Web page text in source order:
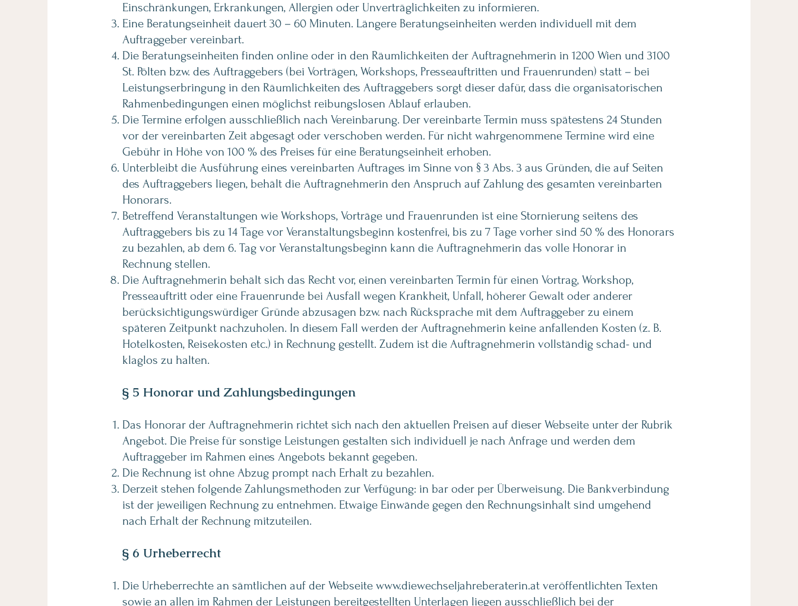
Einschränkungen, Erkrankungen, Allergien oder Unverträglichkeiten zu informieren.
Eine Beratungseinheit dauert 30 – 60 Minuten. Längere Beratungseinheiten werden individuell mit dem
Auftraggeber vereinbart.
Die Beratungseinheiten finden online oder in den Räumlichkeiten der Auftragnehmerin in 1200 Wien und 3100
St. Pölten bzw. des Auftraggebers (bei Vorträgen, Workshops, Presseauftritten und Frauenrunden) statt – bei
Leistungserbringung in den Räumlichkeiten des Auftraggebers sorgt dieser dafür, dass die organisatorischen
Rahmenbedingungen einen möglichst reibungslosen Ablauf erlauben.
Die Termine erfolgen ausschließlich nach Vereinbarung. Der vereinbarte Termin muss spätestens 24 Stunden
vor der vereinbarten Zeit abgesagt oder verschoben werden. Für nicht wahrgenommene Termine wird eine
Gebühr in Höhe von 100 % des Preises für eine Beratungseinheit erhoben.
Unterbleibt die Ausführung eines vereinbarten Auftrages im Sinne von § 3 Abs. 3 aus Gründen, die auf Seiten
des Auftraggebers liegen, behält die Auftragnehmerin den Anspruch auf Zahlung des gesamten vereinbarten
Honorars.
Betreffend Veranstaltungen wie Workshops, Vorträge und Frauenrunden ist eine Stornierung seitens des
Auftraggebers bis zu 14 Tage vor Veranstaltungsbeginn kostenfrei, bis zu 7 Tage vorher sind 50 % des Honorars
zu bezahlen, ab dem 6. Tag vor Veranstaltungsbeginn kann die Auftragnehmerin das volle Honorar in
Rechnung stellen.
Die Auftragnehmerin behält sich das Recht vor, einen vereinbarten Termin für einen Vortrag, Workshop,
Presseauftritt oder eine Frauenrunde bei Ausfall wegen Krankheit, Unfall, höherer Gewalt oder anderer
berücksichtigungswürdiger Gründe abzusagen bzw. nach Rücksprache mit dem Auftraggeber zu einem
späteren Zeitpunkt nachzuholen. In diesem Fall werden der Auftragnehmerin keine anfallenden Kosten (z. B.
Hotelkosten, Reisekosten etc.) in Rechnung gestellt. Zudem ist die Auftragnehmerin vollständig schad- und
klaglos zu halten.
§ 5 Honorar undZahlungsbedingungen
Das Honorar der Auftragnehmerin richtet sich nach den aktuellen Preisen auf dieser Webseite unter der Rubrik
Angebot. Die Preise für sonstige Leistungen gestalten sich individuell je nach Anfrage und werden dem
Auftraggeber im Rahmen eines Angebots bekannt gegeben.
Die Rechnung ist ohne Abzug prompt nach Erhalt zu bezahlen.
Derzeit stehen folgende Zahlungsmethoden zur Verfügung: in bar oder per Überweisung. Die Bankverbindung
ist der jeweiligen Rechnung zu entnehmen. Etwaige Einwände gegen den Rechnungsinhalt sind umgehend
nach Erhalt der Rechnung mitzuteilen.
§ 6 Urheberrecht
Die Urheberrechte an sämtlichen auf der Webseite www.diewechseljahreberaterin.at veröffentlichten Texten
sowie an allen im Rahmen der Leistungen bereitgestellten Unterlagen liegen ausschließlich bei der